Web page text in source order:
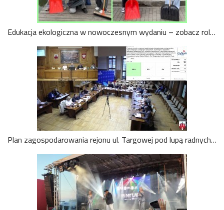
Edukacja ekologiczna w nowoczesnym wydaniu – zobacz rolki „Czyste ścieki – zdrowe rzeki”.
Plan zagospodarowania rejonu ul. Targowej pod lupą radnych. Obejrzyj zapis nadzwyczajnej sesji Rady Miasta Malborka